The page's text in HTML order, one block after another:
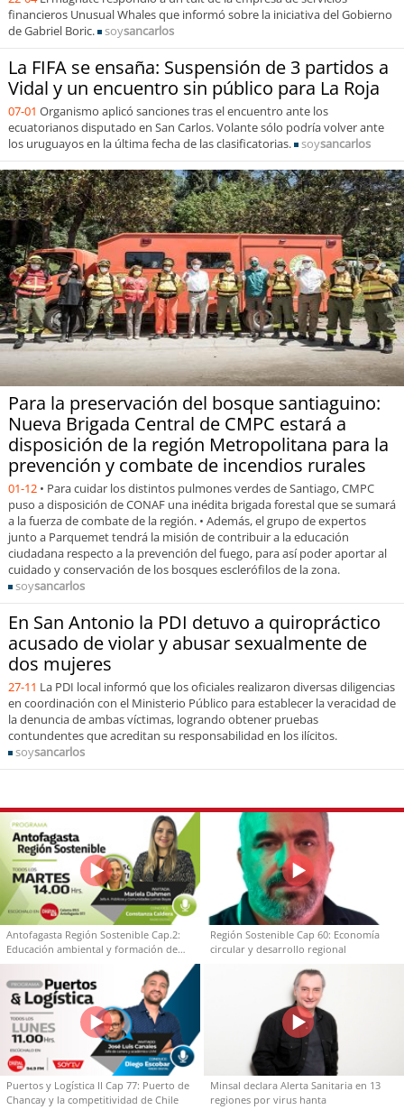
financieros Unusual Whales que informó sobre la iniciativa del Gobierno
de Gabriel Boric.
soysancarlos
La FIFA se ensaña: Suspensión de 3 partidos a
Vidal y un encuentro sin público para La Roja
07-01 Organismo aplicó sanciones tras el encuentro ante los
ecuatorianos disputado en San Carlos. Volante sólo podría volver ante
los uruguayos en la última fecha de las clasificatorias.
soysancarlos
Para la preservación del bosque santiaguino:
Nueva Brigada Central de CMPC estará a
disposición de la región Metropolitana para la
prevención y combate de incendios rurales
01-12 • Para cuidar los distintos pulmones verdes de Santiago, CMPC
puso a disposición de CONAF una inédita brigada forestal que se sumará
a la fuerza de combate de la región. • Además, el grupo de expertos
junto a Parquemet tendrá la misión de contribuir a la educación
ciudadana respecto a la prevención del fuego, para así poder aportar al
cuidado y conservación de los bosques esclerófilos de la zona.
soysancarlos
En San Antonio la PDI detuvo a quiropráctico
acusado de violar y abusar sexualmente de
dos mujeres
27-11 La PDI local informó que los oficiales realizaron diversas diligencias
en coordinación con el Ministerio Público para establecer la veracidad de
la denuncia de ambas víctimas, logrando obtener pruebas
contundentes que acreditan su responsabilidad en los ilícitos.
soysancarlos
Antofagasta Región Sostenible Cap.2:
Educación ambiental y formación de
capacidades técnicas
Región Sostenible Cap 60: Economía
circular y desarrollo regional
Puertos y Logística II Cap 77: Puerto de
Chancay y la competitividad de Chile
Minsal declara Alerta Sanitaria en 13
regiones por virus hanta